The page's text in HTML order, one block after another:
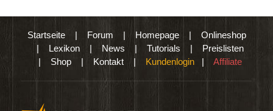
Startseite| Forum | Homepage| Onlineshop
| Lexikon | News | Tutorials | Preislisten
| Shop | Kontakt | Kundenlogin | Affiliate